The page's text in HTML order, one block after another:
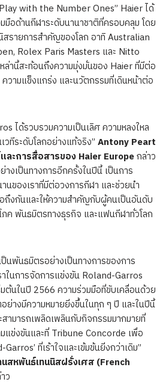
with the Number Ones” Haier ได้
มือด้านกีฬาระดับนานาชาติที่ครอบคลุม โดย
สรายการสำคัญของโลก อาทิ Australian
Rolex Paris Masters และ Nitto
ล่านี้สะท้อนถึงความมุ่งมั่นของ Haier ที่มีต่อ
วามแข็งแกร่ง และนวัตกรรมที่เดินหน้าต่อ
ได้รวบรวมความเป็นเลิศ ความหลงใหล
ทีระดับโลกอย่างแท้จริง” Antony Peart
ละการสื่อสารของ Haier Europeกล่าว
งเป็นทางการอีกครั้งในปีนี้ เป็นการ
ของเราที่มีต่อวงการกีฬา และช่วยนำ
อถึงกันและให้ความสำคัญกับผู้คนเป็นอันดับ
ภค พันธมิตรทางธุรกิจ และแฟนกีฬาทั่วโลก
นพันธมิตรอย่างเป็นทางการของการ
ในการจัดการแข่งขัน Roland-Garros
นในปี 2566 ความร่วมมือที่ขับเคลื่อนด้วย
ย่างมีความหมายยิ่งขึ้นในทุก ๆ ปี และในปีนี้
ามารถเพลิดเพลินกับกิจกรรมมากมายที่
แข่งขันและที่ Tribune Concorde เพื่อ
ที่เร้าใจและเข้มข้นยิ่งกว่าเดิม”
นสหพันธ์เทนนิสฝรั่งเศส (French
ว